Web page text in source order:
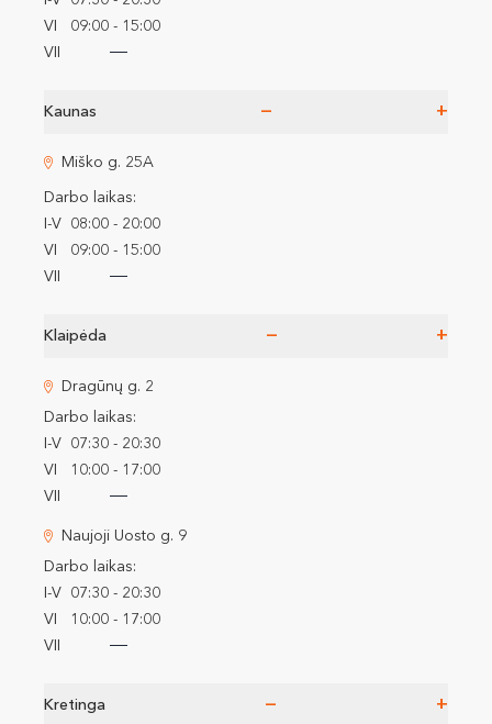
VI
09:00 - 15:00
VII
Kaunas − +
Miško g. 25A
Darbo laikas:
I-V
08:00 - 20:00
VI
09:00 - 15:00
VII
Klaipėda − +
Dragūnų g. 2
Darbo laikas:
I-V
07:30 - 20:30
VI
10:00 - 17:00
VII
Naujoji Uosto g. 9
Darbo laikas:
I-V
07:30 - 20:30
VI
10:00 - 17:00
VII
Kretinga − +